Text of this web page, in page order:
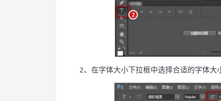
2、在字体大小下拉框中选择合适的字体大